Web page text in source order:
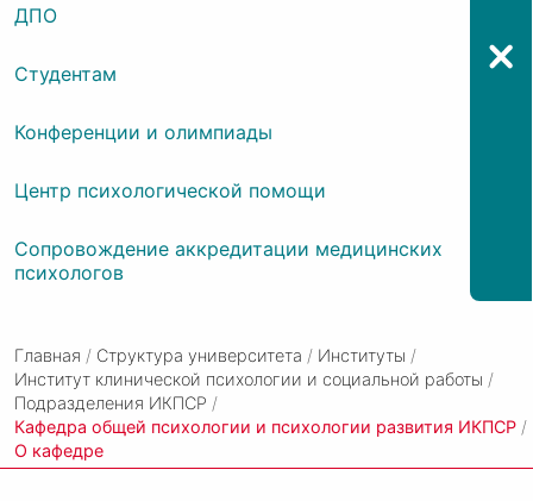
ДПО
Студентам
Конференции и олимпиады
Центр психологической помощи
Сопровождение аккредитации медицинских
психологов
Главная / Структура университета / Институты /
Институт клинической психологии и социальной работы /
Подразделения ИКПСР /
Кафедра общей психологии и психологии развития ИКПСР /
О кафедре